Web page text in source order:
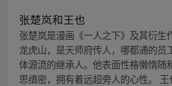
张楚岚和王也
张楚岚是漫画《一人之下》及其衍生
龙虎山，是天师府传人，哪都通的员
体源流的继承人。他表面性格懒惰随
思缜密，拥有着远超旁人的心性。